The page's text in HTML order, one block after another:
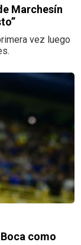
Marchesín
vez luego
como